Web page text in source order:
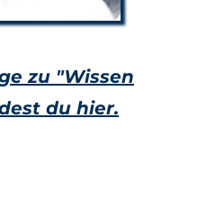
zu "Wissen
du hier.